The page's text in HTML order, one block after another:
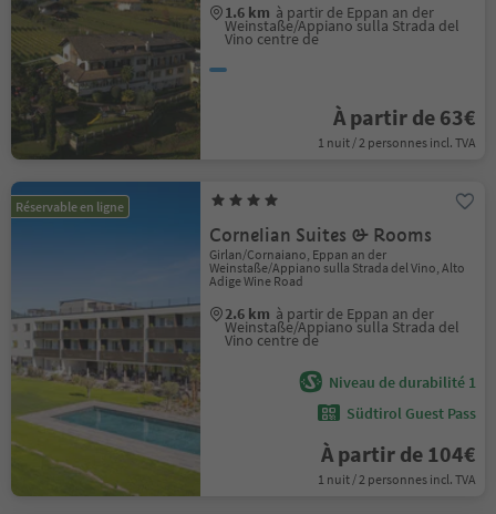
1.6 km à partir de Eppan an der
Weinstaße/Appiano sulla Strada del
Vino centre de
À partir de 63€
1 nuit / 2 personnes incl. TVA
Réservable en ligne
Cornelian Suites & Rooms
Girlan/Cornaiano, Eppan an der
Weinstaße/Appiano sulla Strada del Vino, Alto
Adige Wine Road
2.6 km à partir de Eppan an der
Weinstaße/Appiano sulla Strada del
Vino centre de
Niveau de durabilité 1
Südtirol Guest Pass
À partir de 104€
1 nuit / 2 personnes incl. TVA